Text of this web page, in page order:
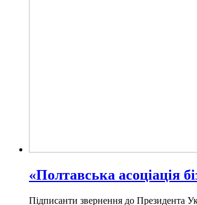
«Полтавська асоціація
Підписанти звернення до Президента